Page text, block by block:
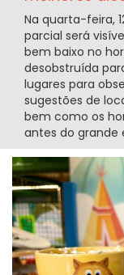
Na quarta-feira,
parcial será
bem baixo no
desobstruída
lugares para
sugestões de
bem como os
antes do grande